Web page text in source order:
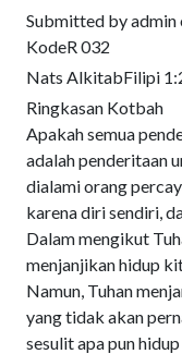
Submitted byadmin
KodeR 032
Nats AlkitabFilipi
Ringkasan Kotbah
Apakah semua
adalah penderitaan
dialami orang
karena diri sendiri,
Dalam mengikut
menjanjikan hidup
Namun, Tuhan
yang tidak akan
sesulit apa pun